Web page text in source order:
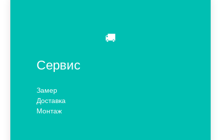
🚚
Сервис
Замер
Доставка
Монтаж